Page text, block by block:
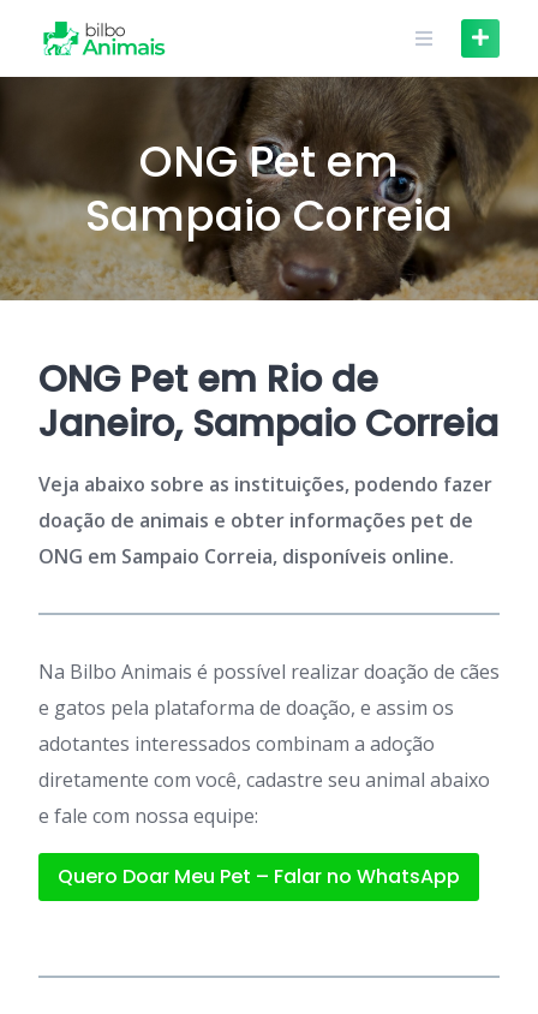
content
ONG Pet em
Sampaio Correia
ONG Pet em Rio de
Janeiro, Sampaio Correia
Veja abaixo sobre as instituições, podendo fazer
doação de animais e obter informações pet de
ONG em Sampaio Correia, disponíveis online.
Na Bilbo Animais é possível realizar doação de cães
e gatos pela plataforma de doação, e assim os
adotantes interessados combinam a adoção
diretamente com você, cadastre seu animal abaixo
e fale com nossa equipe:
Quero Doar Meu Pet – Falar no WhatsApp